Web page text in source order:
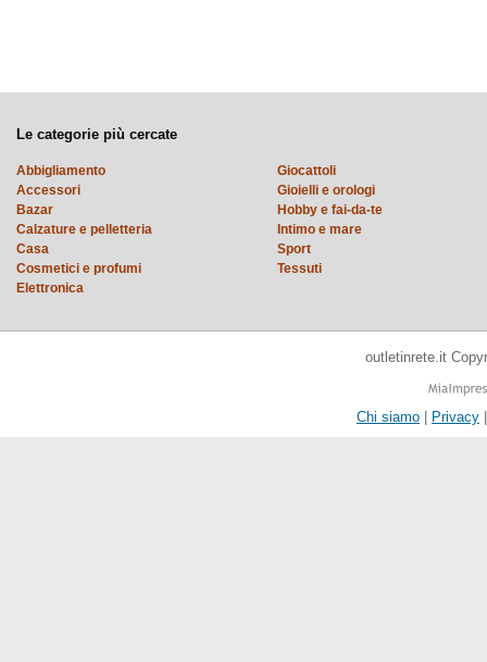
Le categorie più cercate
Abbigliamento
Accessori
Bazar
Calzature e pelletteria
Casa
Cosmetici e profumi
Elettronica
Giocattoli
Gioielli e orologi
Hobby e fai-da-te
Intimo e mare
Sport
Tessuti
outletinrete.it
Chi siamo | Privacy